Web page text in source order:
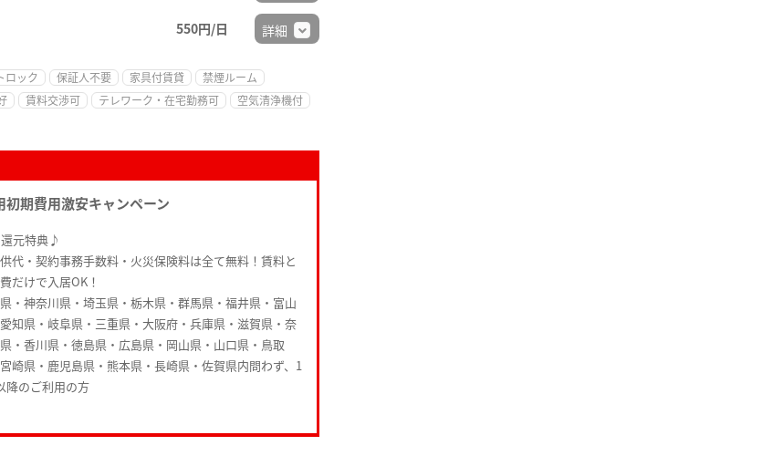
550円/日 詳細
ロック 保証人不要 家具付賃貸
禁煙ルーム
賃料交渉可 テレワーク・在宅勤務可
空気清浄機付
初期費用激安キャンペーン
元特典♪
代・契約事務手数料・火災保険料は全て無料！賃料と
だけで入居OK！
・神奈川県・埼玉県・栃木県・群馬県・福井県・富山
知県・岐阜県・三重県・大阪府・兵庫県・滋賀県・奈
・香川県・徳島県・広島県・岡山県・山口県・鳥取
崎県・鹿児島県・熊本県・長崎県・佐賀県内問わず、1
降のご利用の方